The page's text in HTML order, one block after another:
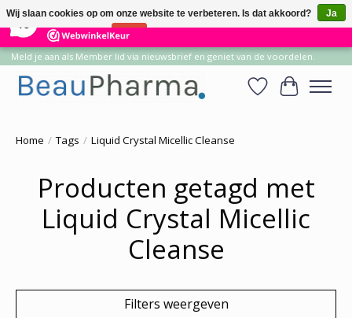
14 Reviews ×
Meld je aan als Member lid via nieuwsbrief en geniet van de voordelen.
Verlanglijst
Home / Tags / Liquid Crystal Micellic Cleanse
Producten getagd met
Liquid Crystal Micellic
Cleanse
Filters weergeven
Wij slaan cookies op om onze website te verbeteren. Is dat akkoord?
Ja
Nee